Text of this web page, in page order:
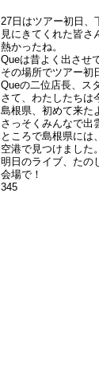
27日はツアー初日、
見にきてくれた皆さ
熱かったね。
Queは昔よく出させ
その場所でツアー初
Queの二位店長、ス
さて、わたしたちは
島根県、初めて来た
さっそくみんなで出
ところで島根県には
空港で見つけました。
明日のライブ、たの
会場で！
345